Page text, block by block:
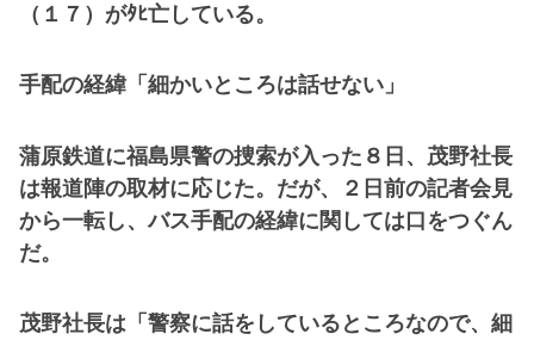
（１７）がﾀﾋ亡している。
手配の経緯「細かいところは話せない」
蒲原鉄道に福島県警の捜索が入った８日、茂野社長
は報道陣の取材に応じた。だが、２日前の記者会見
から一転し、バス手配の経緯に関しては口をつぐん
だ。
茂野社長は「警察に話をしているところなので、細